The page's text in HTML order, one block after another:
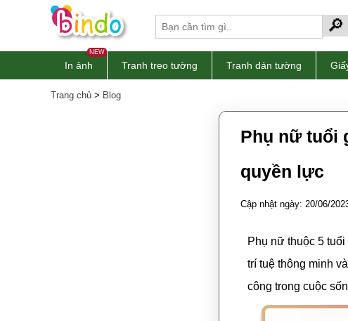
🔎
NEW
In ảnh Tranh treo tường Tranh dán tường
Trang chủ > Blog
Phụ nữ tuổi
quyền lực
Cập nhật ngày: 20/06/
Phụ nữ thuộc 5
trí tuệ thông minh
công trong cuộc